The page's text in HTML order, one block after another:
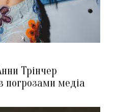
Трінчер
погрозами медіа